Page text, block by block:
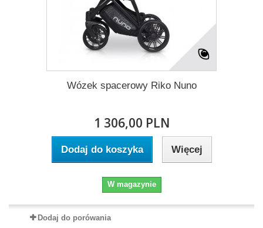
Wózek spacerowy Riko Nuno
1 306,00 PLN
Dodaj do koszyka Więcej
W magazynie
Dodaj do porówania